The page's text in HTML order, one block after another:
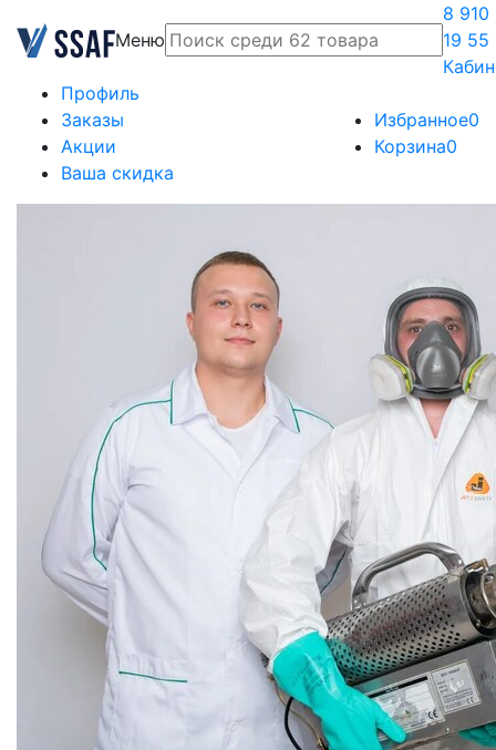
Меню
8 910
19 55
Профиль
Заказы
Акции
Ваша скидка
Избранное0
Корзина0